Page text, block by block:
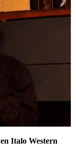
Italo Western